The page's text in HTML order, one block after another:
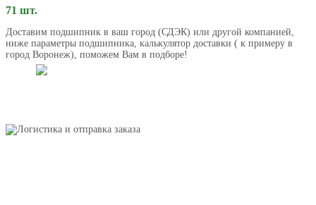
71 шт.
Доставим подшипник в ваш город (СДЭК) или другой компанией,
ниже параметры подшипника, калькулятор доставки ( к примеру в
город Воронеж), поможем Вам в подборе!